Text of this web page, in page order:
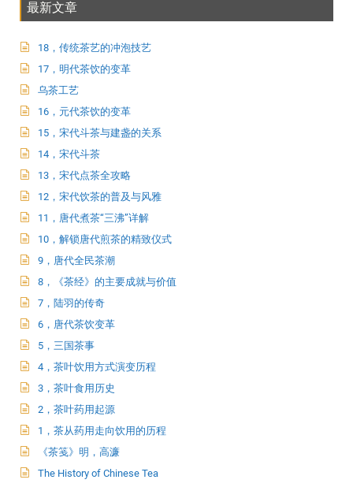
最新文章
18，传统茶艺的冲泡技艺
17，明代茶饮的变革
乌茶工艺
16，元代茶饮的变革
15，宋代斗茶与建盏的关系
14，宋代斗茶
13，宋代点茶全攻略
12，宋代饮茶的普及与风雅
11，唐代煮茶“三沸”详解
10，解锁唐代煎茶的精致仪式
9，唐代全民茶潮
8，《茶经》的主要成就与价值
7，陆羽的传奇
6，唐代茶饮变革
5，三国茶事
4，茶叶饮用方式演变历程
3，茶叶食用历史
2，茶叶药用起源
1，茶从药用走向饮用的历程
《茶笺》明，高濂
The History of Chinese Tea